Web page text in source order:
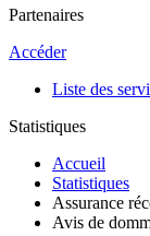
Partenaires
Accéder
Liste des
Statistiques
Accueil
Statistiques
Assurance
Avis de